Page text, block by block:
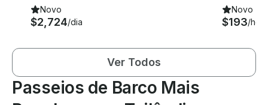
Novo
$2,724/dia
Novo
$193/hora
Ver Todos
Passeios de Barco Mais